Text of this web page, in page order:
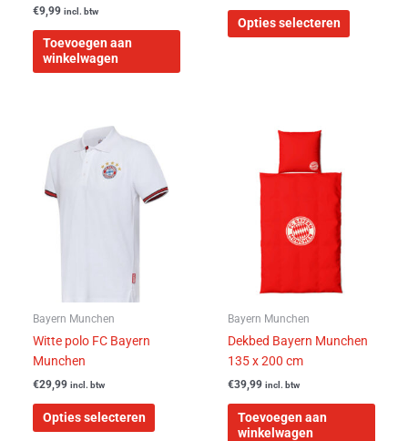
€9,99 incl. btw
Toevoegen aan
winkelwagen
Opties selecteren
Bayern Munchen
Witte polo FC Bayern
Munchen
€29,99 incl. btw
Opties selecteren
product
heeft
meerdere
Bayern Munchen
Dekbed Bayern Munchen
135 x 200 cm
€39,99 incl. btw
Toevoegen aan
winkelwagen